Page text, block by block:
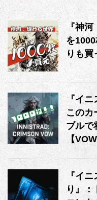
『神
を
りも買
『イニ
このカ
ブルで
【VOW
『イ
り』